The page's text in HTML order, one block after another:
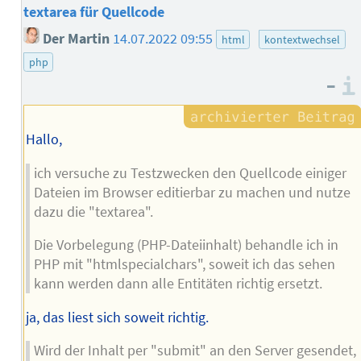
textarea für Quellcode
Der Martin 14.07.2022 09:55 html
kontextwechsel
php
–
Hallo,
ich versuche zu Testzwecken den Quellcode einiger
Dateien im Browser editierbar zu machen und nutze
dazu die "textarea".
Die Vorbelegung (PHP-Dateiinhalt) behandle ich in
PHP mit "htmlspecialchars", soweit ich das sehen
kann werden dann alle Entitäten richtig ersetzt.
ja, das liest sich soweit richtig.
Wird der Inhalt per "submit" an den Server gesendet,